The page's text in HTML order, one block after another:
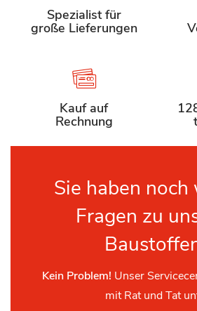
Spezialist für
große Lieferungen
Kauf auf
Rechnung
Sie haben
Fragen zu
Kein Problem! Unser
mit Rat und Tat